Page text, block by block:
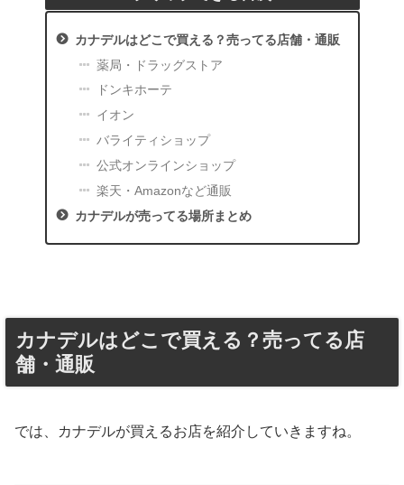
カナデルはどこで買える？売ってる店舗・通販
薬局・ドラッグストア
ドンキホーテ
イオン
バライティショップ
公式オンラインショップ
楽天・Amazonなど通販
カナデルが売ってる場所まとめ
カナデルはどこで買える？売ってる店
舗・通販
では、カナデルが買えるお店を紹介していきますね。